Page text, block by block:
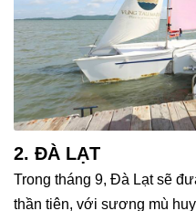
2. ĐÀ LẠT
Trong tháng 9, Đà Lạt sẽ
thần tiên, với sương mù